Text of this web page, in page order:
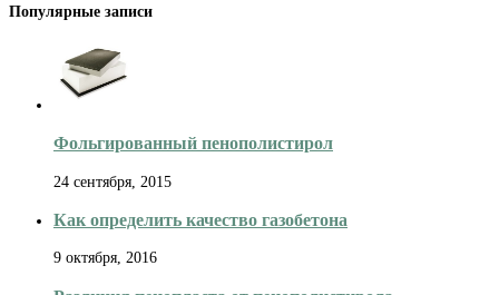
Популярные записи
Фольгированный пенополистирол
24 сентября, 2015
Как определить качество газобетона
9 октября, 2016